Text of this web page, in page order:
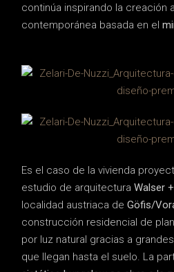
continúa inspirando la creación
contemporánea basada en el
Es el caso de la vivienda
estudio de arquitecturaWalser
localidad austriaca deGöfis/
construcción residencial de
por luz natural gracias a
que llegan hasta el suelo. La